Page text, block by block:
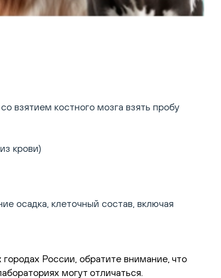
взятием костного мозга взять пробу
крови)
осадка, клеточный состав, включая
России, обратите внимание, что
могут отличаться.